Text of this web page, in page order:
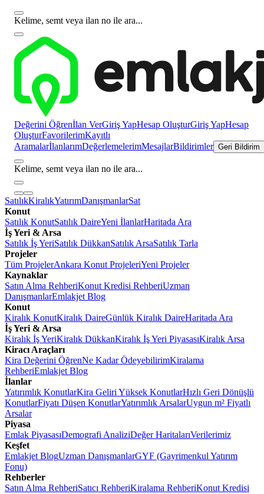
Kelime, semt veya ilan no ile ara...
Değerini Öğrenİlan VerGiriş YapHesap OluşturGiriş YapHesap
OluşturFavorilerimKayıtlı
AramalarİlanlarımDeğerlemelerimMesajlarBildirimler Geri Bildirim
Kelime, semt veya ilan no ile ara...
SatılıkKiralıkYatırımDanışmanlarSat
Konut
Satılık KonutSatılık DaireYeni İlanlarHaritada Ara
İş Yeri & Arsa
Satılık İş YeriSatılık DükkanSatılık ArsaSatılık Tarla
Projeler
Tüm ProjelerAnkara Konut ProjeleriYeni Projeler
Kaynaklar
Satın Alma RehberiKonut Kredisi RehberiUzman
DanışmanlarEmlakjet Blog
Konut
Kiralık KonutKiralık DaireGünlük Kiralık DaireHaritada Ara
İş Yeri & Arsa
Kiralık İş YeriKiralık DükkanKiralık İş Yeri PiyasasıKiralık Arsa
Kiracı Araçları
Kira Değerini ÖğrenNe Kadar ÖdeyebilirimKiralama
RehberiEmlakjet Blog
İlanlar
Yatırımlık KonutlarKira Geliri Yüksek KonutlarHızlı Geri Dönüşlü
KonutlarFiyatı Düşen KonutlarYatırımlık ArsalarUygun m² Fiyatlı
Arsalar
Piyasa
Emlak PiyasasıDemografi AnaliziDeğer HaritalarıVerilerimiz
Keşfet
Emlakjet BlogUzman DanışmanlarGYF (Gayrimenkul Yatırım
Fonu)
Rehberler
Satın Alma RehberiSatıcı RehberiKiralama RehberiKonut Kredisi